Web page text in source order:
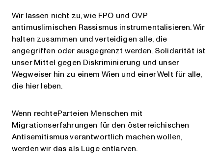
Wir lassen nicht zu, wie FPÖ und ÖVP
antimuslimischen Rassismus instrumentalisieren. Wir
halten zusammen und verteidigen alle, die
angegriffen oder ausgegrenzt werden. Solidarität ist
unser Mittel gegen Diskriminierung und unser
Wegweiser hin zu einem Wien und einer Welt für alle,
die hier leben.
Wenn rechteParteien Menschen mit
Migrationserfahrungen für den österreichischen
Antisemitismus verantwortlich machen wollen,
werden wir das als Lüge entlarven.